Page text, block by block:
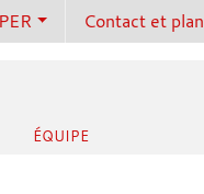
Contact et plan
ÉQUIPE